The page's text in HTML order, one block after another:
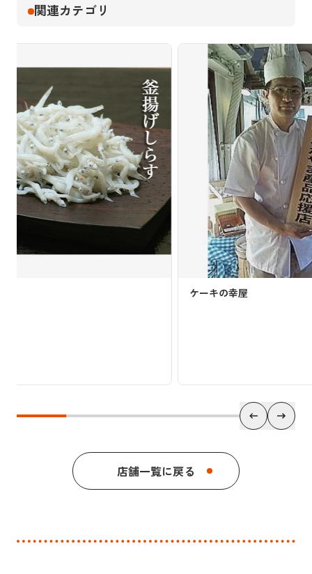
関連カテゴリ
店舗一覧に戻る